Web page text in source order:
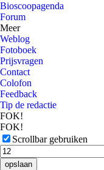
Bioscoopagenda
Forum
Meer
Weblog
Fotoboek
Prijsvragen
Contact
Colofon
Feedback
Tip de redactie
FOK!
FOK!
Scrollbar gebruiken
opslaan